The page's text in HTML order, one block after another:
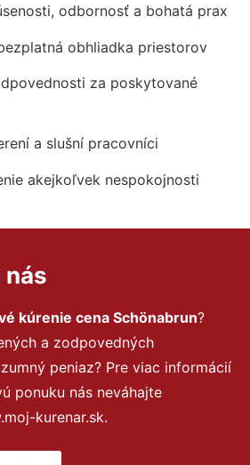
odbornosť a bohatá prax
obhliadka priestorov
za poskytované
a slušní pracovníci
akejkoľvek nespokojnosti
kúrenie cena Schönabrun?
a zodpovedných
peniaz? Pre viac informácií
ponuku nás neváhajte
kurenar.sk.